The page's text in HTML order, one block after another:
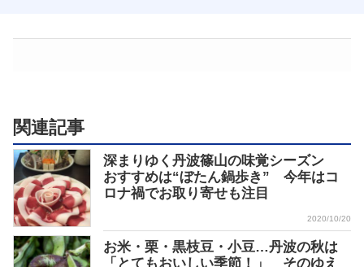
関連記事
深まりゆく丹波篠山の味覚シーズン
おすすめは“ぼたん鍋歩き” 今年はコ
ロナ禍でお取り寄せも注目
2020/10/20
お米・栗・黒枝豆・小豆…丹波の秋は
「とてもおいしい季節！」 そのゆえ